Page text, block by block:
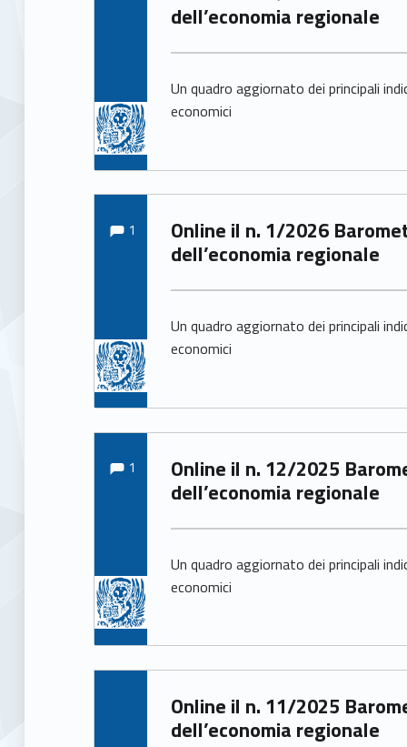
dell’economia regionale
Un quadro aggiornato dei principali
economici
Online il n. 1/2026 Barometro
dell’economia regionale
Un quadro aggiornato dei principali
economici
Comments:1
Online il n. 12/2025 Barometro
dell’economia regionale
Un quadro aggiornato dei principali
economici
Comments:1
Online il n. 11/2025 Barometro
dell’economia regionale